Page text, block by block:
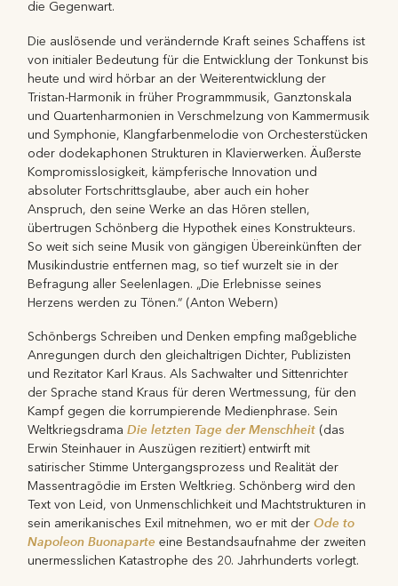
die Gegenwart.
Die auslösende und verändernde Kraft seines Schaffens ist
von initialer Bedeutung für die Entwicklung der Tonkunst bis
heute und wird hörbar an der Weiterentwicklung der
Tristan-Harmonik in früher Programmmusik, Ganztonskala
und Quartenharmonien in Verschmelzung von Kammermusik
und Symphonie, Klangfarbenmelodie von Orchesterstücken
oder dodekaphonen Strukturen in Klavierwerken. Äußerste
Kompromisslosigkeit, kämpferische Innovation und
absoluter Fortschrittsglaube, aber auch ein hoher
Anspruch, den seine Werke an das Hören stellen,
übertrugen Schönberg die Hypothek eines Konstrukteurs.
So weit sich seine Musik von gängigen Übereinkünften der
Musikindustrie entfernen mag, so tief wurzelt sie in der
Befragung aller Seelenlagen. „Die Erlebnisse seines
Herzens werden zu Tönen.“ (Anton Webern)
Schönbergs Schreiben und Denken empfing maßgebliche
Anregungen durch den gleichaltrigen Dichter, Publizisten
und Rezitator Karl Kraus. Als Sachwalter und Sittenrichter
der Sprache stand Kraus für deren Wertmessung, für den
Kampf gegen die korrumpierende Medienphrase. Sein
WeltkriegsdramaDie letzten Tage der Menschheit (das
Erwin Steinhauer in Auszügen rezitiert) entwirft mit
satirischer Stimme Untergangsprozess und Realität der
Massentragödie im Ersten Weltkrieg. Schönberg wird den
Text von Leid, von Unmenschlichkeit und Machtstrukturen in
sein amerikanisches Exil mitnehmen, wo er mit derOde to
Napoleon Buonaparte eine Bestandsaufnahme der zweiten
unermesslichen Katastrophe des 20. Jahrhunderts vorlegt.